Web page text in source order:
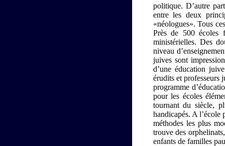
politique. D’autre
entre les deux
«néologues». Tous
Près de 500 écoles
ministérielles. Des
niveau
juives sont
d’une éducation
érudits et professeurs
programme
pour les écoles
tournant du siècle,
handicapés. A l’école
méthodes les plus
trouve des
enfants de familles